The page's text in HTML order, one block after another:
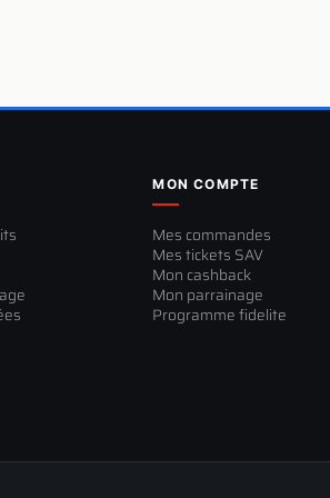
MON COMPTE
Mes commandes
Mes tickets SAV
Mon cashback
Mon parrainage
Programme fidelite